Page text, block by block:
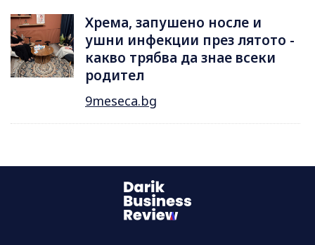
Хрема, запушено носле и
ушни инфекции през лятотo -
какво трябва да знае всеки
родител
9meseca.bg